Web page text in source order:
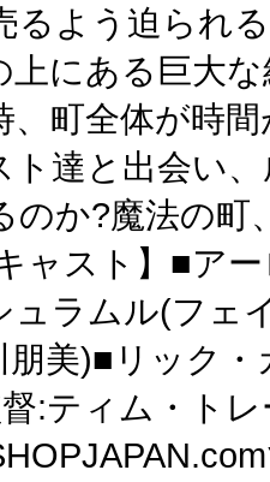
るよう迫られ
上にある巨大
、町全体が時
ト達と出会い
のか?魔法の
ャスト】■ア
ュラムル(フェ
美)■リック
督:ティム・ト